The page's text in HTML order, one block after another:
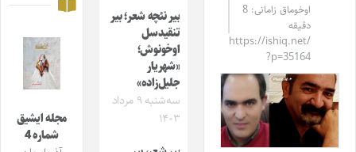
اوخوماق زامانی: 8
دقیقه
https://ishiq.net/
?p=35164
بیر نئچه شعر؛ بیر
تنقیدسل
اوخونوش؛
«شهریار
جلیل‌زاده»
سه‌شنبه ۹ مرداد
۱۴۰۳
مجله ایشیق
شماره 4